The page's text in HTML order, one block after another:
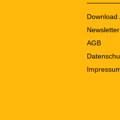
Download
Newsletter
AGB